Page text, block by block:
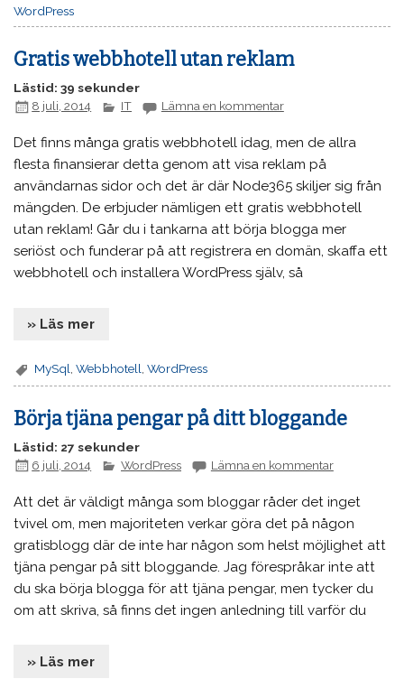
WordPress
Gratis webbhotell utan reklam
Lästid: 39 sekunder
8 juli, 2014
IT Lämna en kommentar
Det finns många gratis webbhotell idag, men de allra
flesta finansierar detta genom att visa reklam på
användarnas sidor och det är där Node365 skiljer sig från
mängden. De erbjuder nämligen ett gratis webbhotell
utan reklam! Går du i tankarna att börja blogga mer
seriöst och funderar på att registrera en domän, skaffa ett
webbhotell och installera WordPress själv, så
» Läs mer
MySql ,Webbhotell ,WordPress
Börja tjäna pengar på ditt bloggande
Lästid: 27 sekunder
6 juli, 2014
WordPress Lämna en kommentar
Att det är väldigt många som bloggar råder det inget
tvivel om, men majoriteten verkar göra det på någon
gratisblogg där de inte har någon som helst möjlighet att
tjäna pengar på sitt bloggande. Jag förespråkar inte att
du ska börja blogga för att tjäna pengar, men tycker du
om att skriva, så finns det ingen anledning till varför du
» Läs mer